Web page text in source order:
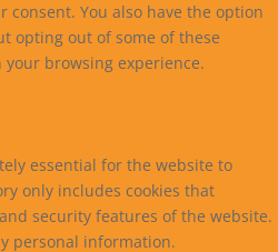
You also have the option
opting out of some of these
your browsing experience.
essential for the website to
only includes cookies that
security features of the website.
personal information.